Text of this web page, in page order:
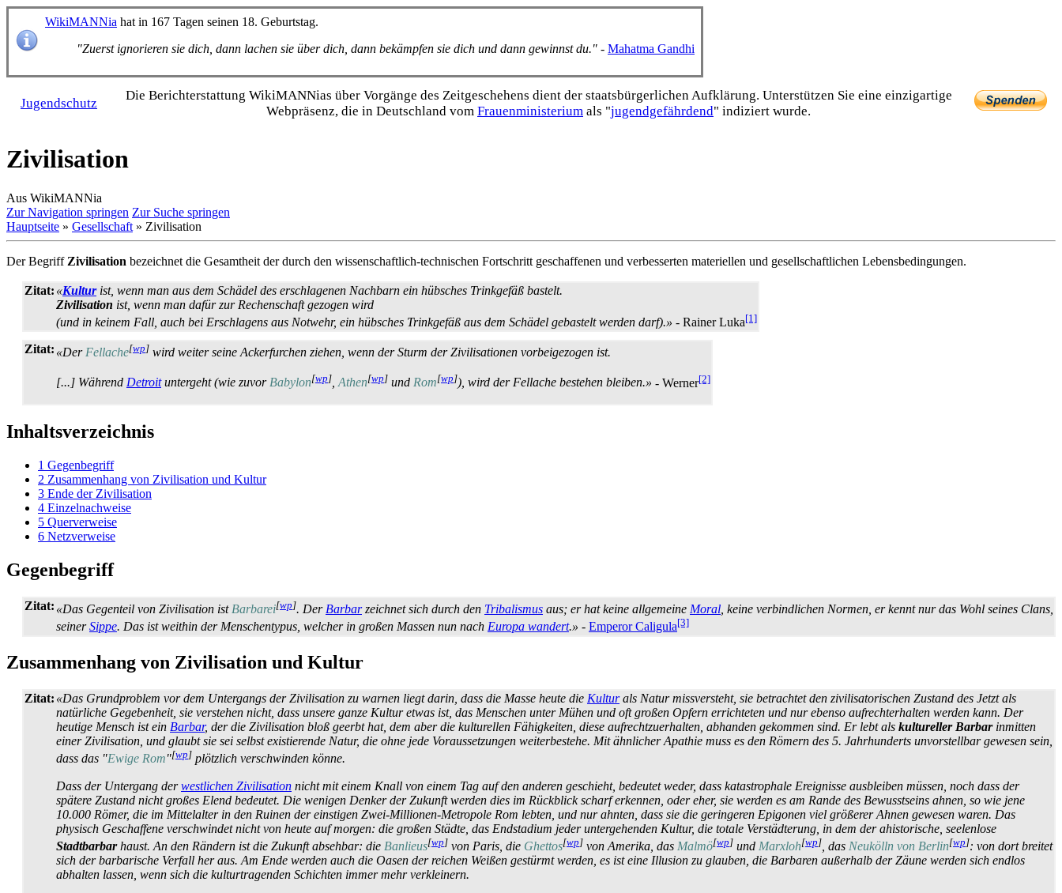
WikiMANNia hat in 167 Tagen seinen 18. Geburtstag.
"Zuerst ignorieren sie dich, dann lachen sie über dich, dann bekämpfen sie dich und dann gewinnst du." - Mahatma Gandhi
Jugendschutz
Die Bericht­erstattung WikiMANNias über Vorgänge des Zeitgeschehens dient der staats­bürgerlichen Aufklärung. Unterstützen Sie eine einzig­artige
Webpräsenz, die in Deutschland vom Frauen­ministerium als "jugend­gefährdend" indiziert wurde.
Zivilisation
Aus WikiMANNia
Zur Navigation springen Zur Suche springen
Hauptseite » Gesellschaft » Zivilisation
Der Begriff Zivilisation bezeichnet die Gesamtheit der durch den wissenschaftlich-technischen Fortschritt geschaffenen und verbesserten materiellen und gesellschaftlichen Lebensbedingungen.
Zitat: «Kulturist, wenn man aus dem Schädel des erschlagenen Nachbarn ein hübsches Trinkgefäß bastelt.
Zivilisation ist, wenn man dafür zur Rechenschaft gezogen wird
(und in keinem Fall, auch bei Erschlagens aus Notwehr, ein hübsches Trinkgefäß aus dem Schädel gebastelt werden darf).» - Rainer Luka[1]
Zitat: «Der Fellache[wp] wird weiter seine Acker­furchen ziehen, wenn der Sturm der Zivilisationen vorbeigezogen ist.
[...] Während Detroituntergeht (wie zuvorBabylon[wp],Athen[wp] und Rom[wp]), wird der Fellache bestehen bleiben.» - Werner[2]
Inhaltsverzeichnis
1 Gegenbegriff
2 Zusammenhang von Zivilisation und Kultur
3 Ende der Zivilisation
4 Einzelnachweise
5 Querverweise
6 Netzverweise
Gegenbegriff
Zitat: «Das Gegenteil von Zivilisation ist Barbarei[wp]. Der Barbarzeichnet sich durch den Tribalismus aus; er hat keine allgemeine Moral , keine verbindlichen Normen, er kennt nur das Wohl seines Clans,
seinerSippe. Das ist weithin der Menschentypus, welcher in großen Massen nun nach Europa wandert.» - Emperor Caligula[3]
Zusammenhang von Zivilisation und Kultur
Zitat: «Das Grundproblem vor dem Untergangs der Zivilisation zu warnen liegt darin, dass die Masse heute die Kulturals Natur missversteht, sie betrachtet den zivilisatorischen Zustand des Jetzt als
natürliche Gegebenheit, sie verstehen nicht, dass unsere ganze Kultur etwas ist, das Menschen unter Mühen und oft großen Opfern errichteten und nur ebenso aufrecht­erhalten werden kann. Der
heutige Mensch ist ein Barbar, der die Zivilisation bloß geerbt hat, dem aber die kulturellen Fähigkeiten, diese aufrecht­zu­erhalten, abhanden gekommen sind. Er lebt als kultureller Barbarinmitten
einer Zivilisation, und glaubt sie sei selbst existierende Natur, die ohne jede Voraussetzungen weiterbestehe. Mit ähnlicher Apathie muss es den Römern des 5. Jahrhunderts unvorstellbar gewesen sein,
dass das "Ewige Rom"[wp] plötzlich verschwinden könne.
Dass der Untergang derwestlichen Zivilisation nicht mit einem Knall von einem Tag auf den anderen geschieht, bedeutet weder, dass katastrophale Ereignisse ausbleiben müssen, noch dass der
spätere Zustand nicht großes Elend bedeutet. Die wenigen Denker der Zukunft werden dies im Rückblick scharf erkennen, oder eher, sie werden es am Rande des Bewusstseins ahnen, so wie jene
10.000 Römer, die im Mittelalter in den Ruinen der einstigen Zwei-Millionen-Metropole Rom lebten, und nur ahnten, dass sie die geringeren Epigonen viel größerer Ahnen gewesen waren. Das
physisch Geschaffene verschwindet nicht von heute auf morgen: die großen Städte, das Endstadium jeder untergehenden Kultur, die totale Verstädterung, in dem der ahistorische, seelenlose
Stadtbarbarhaust. An den Rändern ist die Zukunft absehbar: die Banlieus[wp] von Paris, die Ghettos[wp] von Amerika, das Malmö[wp] und Marxloh[wp] , das Neukölln von Berlin[wp]: von dort breitet
sich der barbarische Verfall her aus. Am Ende werden auch die Oasen der reichen Weißen gestürmt werden, es ist eine Illusion zu glauben, die Barbaren außerhalb der Zäune werden sich endlos
abhalten lassen, wenn sich die kultur­tragenden Schichten immer mehr verkleinern.